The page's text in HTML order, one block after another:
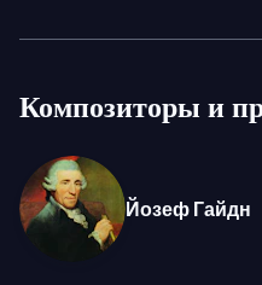
партитуры в
Некоторые сомнения в
произведения
экспертов верят в его
была его история,
Композиторы и
Йозеф Гайдн